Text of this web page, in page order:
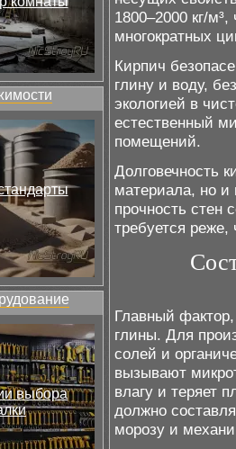
выбора
1800–2000 кг/
многократных
Кирпич
глину и воду,
экологией в
естественный
помещений.
Долговечность
материала, но и
прочность стен
требуется
Главный
глины. Для
солей и
вызывают
влагу и теряет
должно
морозу и